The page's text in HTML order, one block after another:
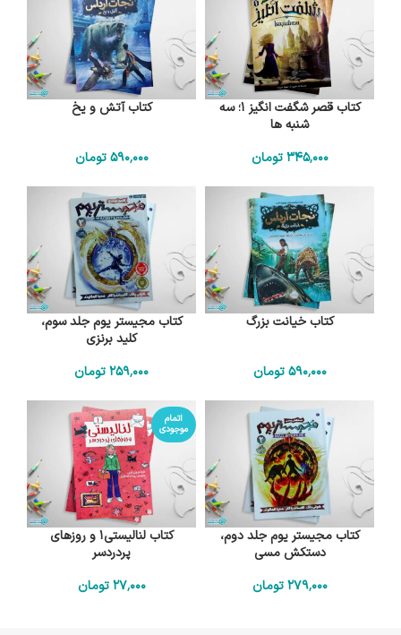
کتاب قصر شگفت انگیز 1؛ سه
شنبه ها
345٬000 تومان
کتاب آتش و یخ
590٬000 تومان
کتاب خیانت بزرگ
590٬000 تومان
کتاب مجیستر یوم جلد سوم،
کلید برنزی
259٬000تومان
کتاب مجیستر یوم جلد دوم،
دستکش مسی
279٬000 تومان
اتمام
موجودی
کتاب لنالیستی1 و روزهای
پردردسر
27٬000 تومان